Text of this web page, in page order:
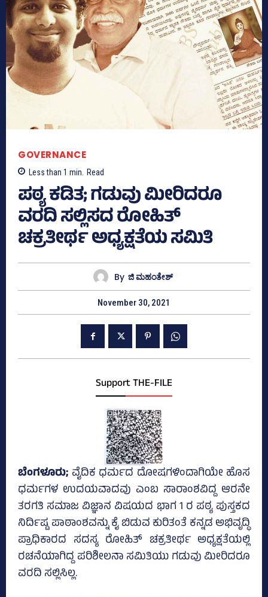
GOVERNANCE
Less than 1 min. Read
ಪಠ್ಯ ಕಡಿತ; ಗಡುವು ಮೀರಿದರೂ
ವರದಿ ಸಲ್ಲಿಸದ ರೋಹಿತ್‌
ಚಕ್ರತೀರ್ಥ ಅಧ್ಯಕ್ಷತೆಯ ಸಮಿತಿ
By ಜಿ ಮಹಂತೇಶ್
November 30, 2021
Support THE-FILE
ಬೆಂಗಳೂರು; ವೈದಿಕ ಧರ್ಮದ ದೋಷಗಳಿಂದಾಗಿಯೇ ಹೊಸ
ಧರ್ಮಗಳ ಉದಯವಾದವು ಎಂಬ ಸಾರಾಂಶವಿದ್ದ ಆರನೇ
ತರಗತಿ ಸಮಾಜ ವಿಜ್ಞಾನ ವಿಷಯದ ಭಾಗ 1 ರ ಪಠ್ಯ ಪುಸ್ತಕದ
ನಿರ್ದಿಷ್ಟ ಪಾಠಾಂಶವನ್ನು ಕೈ ಬಿಡುವ ಕುರಿತಂತೆ ಕನ್ನಡ ಅಭಿವೃದ್ಧಿ
ಪ್ರಾಧಿಕಾರದ ಸದಸ್ಯ ರೋಹಿತ್‌ ಚಕ್ರತೀರ್ಥ ಅಧ್ಯಕ್ಷತೆಯಲ್ಲಿ
ರಚನೆಯಾಗಿದ್ದ ಪರಿಶೀಲನಾ ಸಮಿತಿಯು ಗಡುವು ಮೀರಿದರೂ
ವರದಿ ಸಲ್ಲಿಸಿಲ್ಲ.